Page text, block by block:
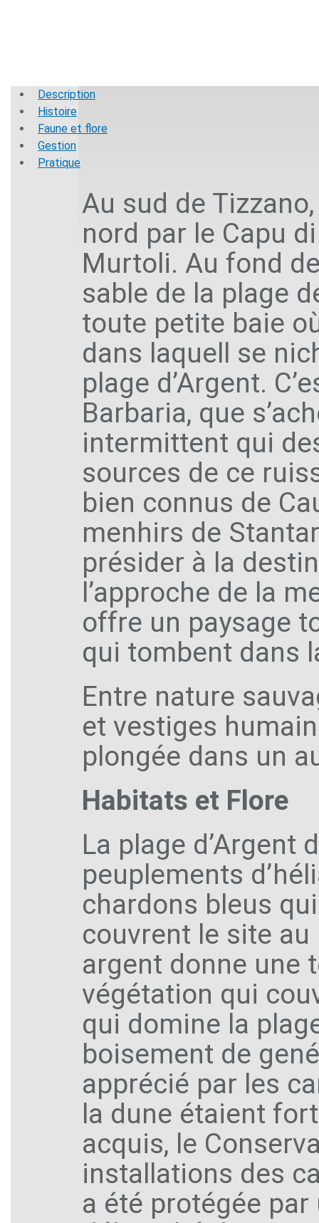
Description
Histoire
Faune et flore
Gestion
Pratique
Au sud de
nord par le Capu
Murtoli. Au fond
sable de la plage
toute petite baie
dans laquell se
plage d’Argent.
Barbaria, que
intermittent qui
sources de ce
bien connus de
menhirs de
présider à la
l’approche de la
offre un paysage
qui tombent dans
Entre nature
et vestiges
plongée dans un
Habitats et Flore
La plage d’Argent
peuplements
chardons bleus
couvrent le site
argent donne une
végétation qui
qui domine la
boisement de
apprécié par les
la dune étaient
acquis, le
installations des
a été protégée